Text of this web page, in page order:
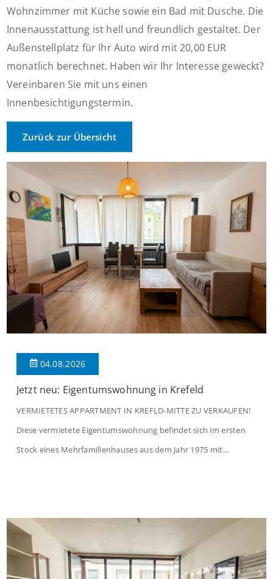
Wohnzimmer mit Küche sowie ein Bad mit Dusche. Die
Innenausstattung ist hell und freundlich gestaltet. Der
Außenstellplatz für Ihr Auto wird mit 20,00 EUR
monatlich berechnet. Haben wir Ihr Interesse geweckt?
Vereinbaren Sie mit uns einen
Innenbesichtigungstermin.
Zurück zur Übersicht
04.08.2026
Jetzt neu: Eigentumswohnung in Krefeld
VERMIETETES APPARTMENT IN KREFLD-MITTE ZU VERKAUFEN!
Diese vermietete Eigentumswohnung befindet sich im ersten
Stock eines Mehrfamilienhauses aus dem Jahr 1975 mit
praktischen Diele, welche ausreichend Platz für eine […]